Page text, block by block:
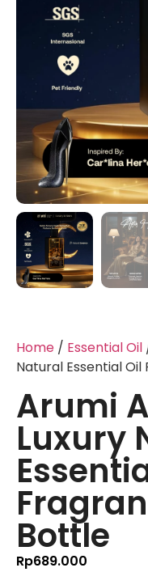
Home / Essential Oil
Natural Essential
Arumi
Luxury
Bottle
Rp689.000